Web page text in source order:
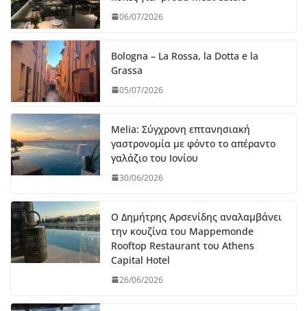
06/07/2026
Bologna – La Rossa, la Dotta e la
Grassa
05/07/2026
Melia: Σύγχρονη επτανησιακή
γαστρονομία με φόντο το απέραντο
γαλάζιο του Ιονίου
30/06/2026
Ο Δημήτρης Αρσενίδης αναλαμβάνει
την κουζίνα του Mappemonde
Rooftop Restaurant του Athens
Capital Hotel
26/06/2026